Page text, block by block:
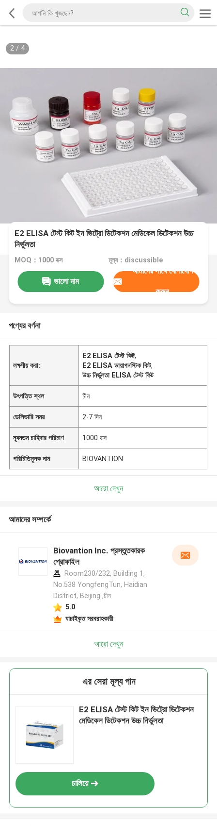
2/ 4
E2 ELISA টেস্ট কিট ইন ভিট্রো ডিটেকশন মেডিকেল ডিটেকশন উচ্চ
নির্ভুলতা
MOQ：1000 বক্স মূল্য：discussible
ভালো দাম
আমাদের সাথে যোগাযোগ
করুন
পণ্যের বর্ণনা
লক্ষণীয় করা:
E2 ELISA টেস্ট কিট,
E2 ELISA ডায়াগনস্টিক কিট,
উচ্চ নির্ভুলতা ELISA টেস্ট কিট
উৎপত্তি স্থল চীন
ডেলিভারি সময় 2-7 দিন
ন্যূনতম চাহিদার পরিমাণ 1000 বক্স
পরিচিতিমুলক নাম BIOVANTION
আরো দেখুন
আমাদের সম্পর্কে
Biovantion Inc. প্রস্তুতকারক
প্রোফাইল
Room230/232, Building 1,
No.538 YongfengTun, Haidian
District, Beijing ,চীন
5.0
যাচাইকৃত সরবরাহকারী
আরো দেখুন
এর সেরা মূল্য পান
E2 ELISA টেস্ট কিট ইন ভিট্রো ডিটেকশন
মেডিকেল ডিটেকশন উচ্চ নির্ভুলতা
চালিয়ে